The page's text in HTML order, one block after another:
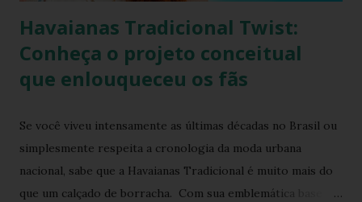
Havaianas Tradicional Twist:
Conheça o projeto conceitual
que enlouqueceu os fãs
Se você viveu intensamente as últimas décadas no Brasil ou
simplesmente respeita a cronologia da moda urbana
nacional, sabe que a Havaianas Tradicional é muito mais do
que um calçado de borracha. Com sua emblemática base